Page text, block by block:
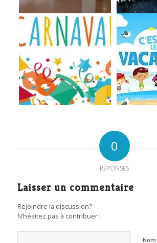
0
RÉPONSES
Laisser un commentaire
Rejoindre la discussion?
N’hésitez pas à contribuer !
Nom